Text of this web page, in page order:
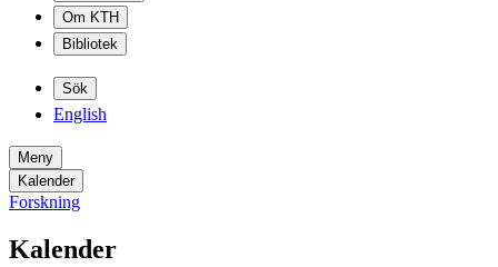
Om KTH
Bibliotek
Sök
English
Meny
Kalender
Forskning
Kalender